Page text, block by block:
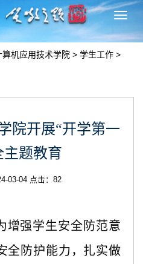
切
换
导
算机应用技术学院 > 学生工作 >
院开展“开学第一
主题教育
03-04 点击： 82
增强学生安全防范意
全防护能力，扎实做